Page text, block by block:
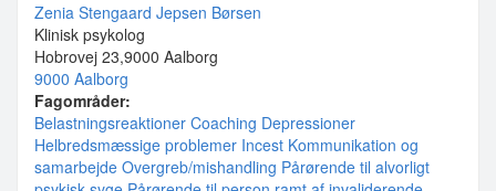
Zenia Stengaard Jepsen Børsen
Klinisk psykolog
Hobrovej 23,9000 Aalborg
9000 Aalborg
Fagområder:
Belastningsreaktioner Coaching Depressioner
Helbredsmæssige problemer Incest Kommunikation og
samarbejde Overgreb/mishandling Pårørende til alvorligt